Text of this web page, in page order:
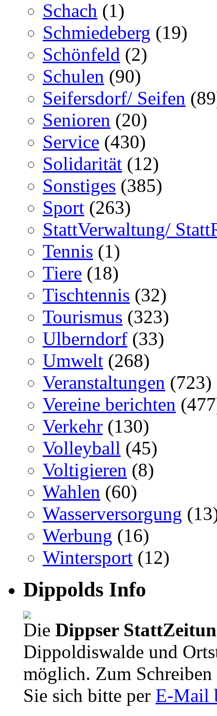
Schach (1)
Schmiedeberg (19)
Schönfeld (2)
Schulen (90)
Seifersdorf/ Seifen
Senioren (20)
Service (430)
Solidarität (12)
Sonstiges (385)
Sport (263)
StattVerwaltung/
Tennis (1)
Tiere (18)
Tischtennis (32)
Tourismus (323)
Ulberndorf (33)
Umwelt (268)
Veranstaltungen (723)
Vereine berichten
Verkehr (130)
Volleyball (45)
Voltigieren (8)
Wahlen (60)
Wasserversorgung
Werbung (16)
Wintersport (12)
Dippolds Info
Die Dippser
Dippoldiswalde und
möglich. Zum
Sie sich bitte per E-Mail